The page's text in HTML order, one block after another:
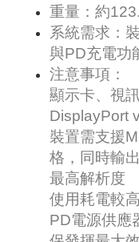
重量：約
系統需求：
與PD充電功
注意事項：
顯示卡、視
DisplayPort
裝置需支援
格，同時輸
最高解析度
使用耗電較
PD電源供應